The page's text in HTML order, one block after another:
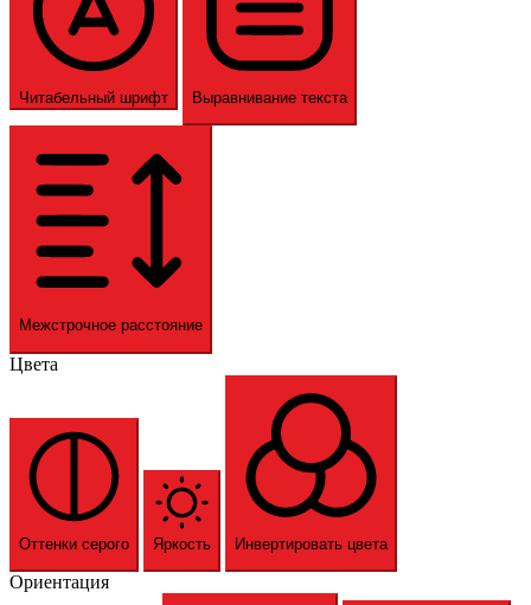
Читабельный шрифт Выравнивание текста
Межстрочное расстояние
Цвета
Оттенки серого Яркость Инвертировать цвета
Ориентация